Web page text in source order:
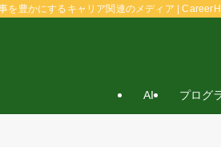
を豊かにするキャリア関連のメディア |
AI プログ